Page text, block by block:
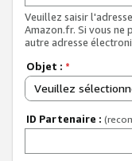
Veuillez saisir
Amazon.fr. Si vous ne
autre adresse
Objet : *
Veuillez
ID Partenaire :